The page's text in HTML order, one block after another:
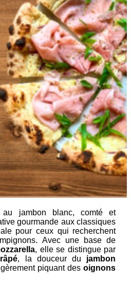
jambon blanc, comté et
gourmande aux classiques
pour ceux qui recherchent
Avec une base de
, elle se distingue par
, la douceur du jambon
piquant desoignons